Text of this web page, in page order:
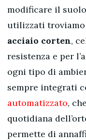
modificare il
utilizzati troviamo
acciaio corten,
resistenza e per
ogni tipo di
sempre integrati
automatizzato,
quotidiana
permette di